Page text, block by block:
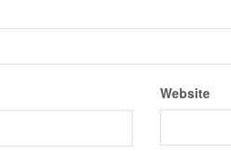
Website